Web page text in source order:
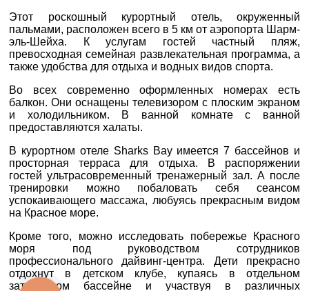
Пн. - Пт. 9:00 - 18:00
Сб 10:00 - 15:00
Харків
вул. Сумська 77/79
+38 (067) 180-32-43,
+38 (099) 180-32-43,
+38 (093) 180-32-43,
0800 33 01 80
Пн. - Пт. 9:00 - 18:00
Сб 10:00 - 15:00
Этот роскошный курортный отель, окруженный
пальмами, расположен всего в 5 км от аэропорта Шарм-
эль-Шейха. К услугам гостей частный пляж,
превосходная семейная развлекательная программа, а
также удобства для отдыха и водных видов спорта.
Во всех современно оформленных номерах есть
балкон. Они оснащены телевизором с плоским экраном
и холодильником. В ванной комнате с ванной
предоставляются халаты.
В курортном отеле Sharks Bay имеется 7 бассейнов и
просторная терраса для отдыха. В распоряжении
гостей ультрасовременный тренажерный зал. А после
тренировки можно побаловать себя сеансом
успокаивающего массажа, любуясь прекрасным видом
на Красное море.
Кроме того, можно исследовать побережье Красного
моря под руководством сотрудников
профессионального дайвинг-центра. Дети прекрасно
отдохнут в детском клубе, купаясь в отдельном
затененном бассейне и участвуя в различных
ДЕ ПРОЖИВАЄТЕ
ПРИМІТКИ
*поля обов'язкові для
заповнення